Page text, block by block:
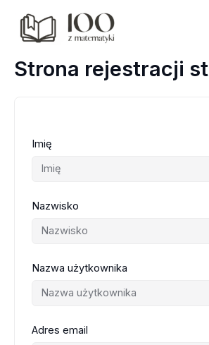
treści
Strona rejestracji
Imię
Nazwisko
Nazwa użytkownika
Adres email